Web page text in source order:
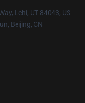
Lehi, UT 84043, US
Beijing, CN